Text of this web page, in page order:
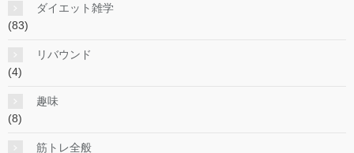
ダイエット雑学
(83)
リバウンド
(4)
趣味
(8)
筋トレ全般